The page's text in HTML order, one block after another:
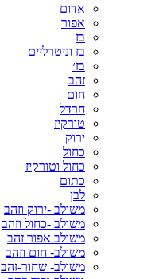
אדום
אפור
בז
בז וניטרליים
בז׳
זהב
חום
חרדל
טורקיז
ירוק
כחול
כחול וטורקיז
כתום
לבן
משולב -ירוק וזהב
משולב -כחול וזהב
משולב אפור זהב
משולב- חום וזהב
משולב- שחור-זהב